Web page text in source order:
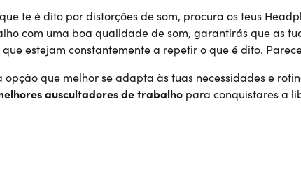
te é dito por distorções de som, procura os teus
com uma boa qualidade de som, garantirás que as
estejam constantemente a repetir o que é dito.
que melhor se adapta às tuas necessidades e
auscultadores de trabalho para conquistares a